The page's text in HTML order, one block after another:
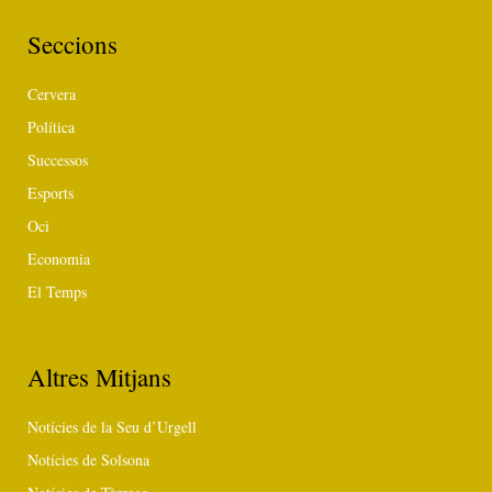
Seccions
Cervera
Política
Successos
Esports
Oci
Economia
El Temps
Altres Mitjans
Notícies de la Seu d’Urgell
Notícies de Solsona